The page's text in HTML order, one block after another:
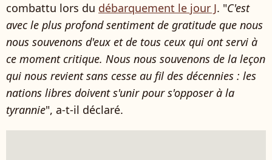
combattu lors du débarquement le jour J. "C'est
avec le plus profond sentiment de gratitude que nous
nous souvenons d'eux et de tous ceux qui ont servi à
ce moment critique. Nous nous souvenons de la leçon
qui nous revient sans cesse au fil des décennies : les
nations libres doivent s'unir pour s'opposer à la
tyrannie", a-t-il déclaré.